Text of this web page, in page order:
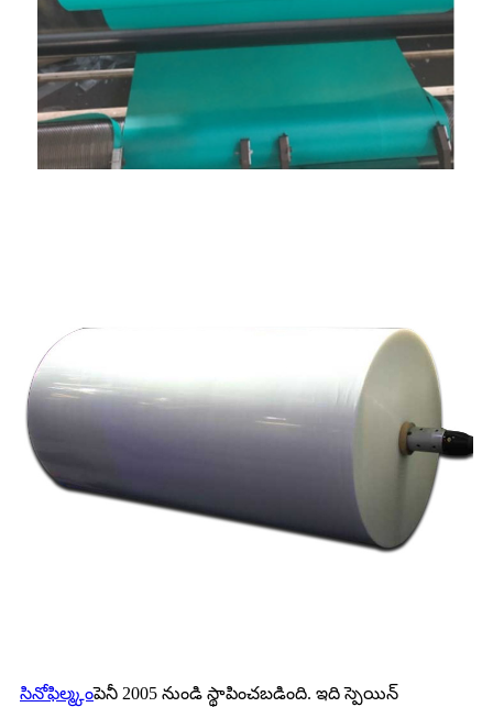
సినోఫిల్మ్కంపెనీ 2005 నుండి స్థాపించబడింది. ఇది స్పెయిన్